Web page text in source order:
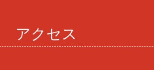
アクセス